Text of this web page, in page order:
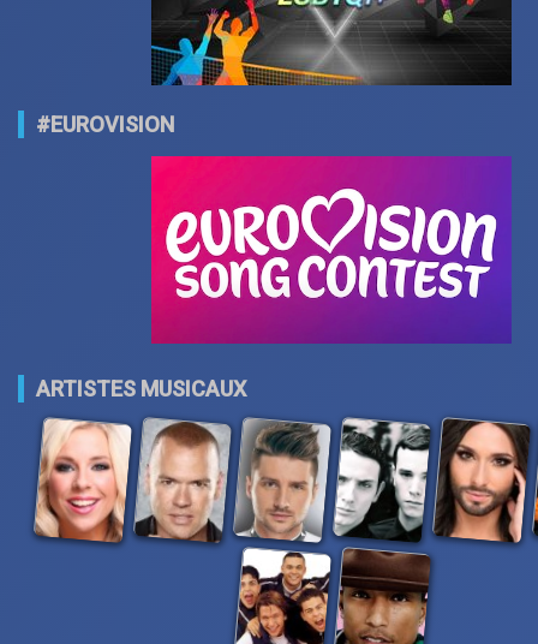
#EUROVISION
ARTISTES MUSICAUX